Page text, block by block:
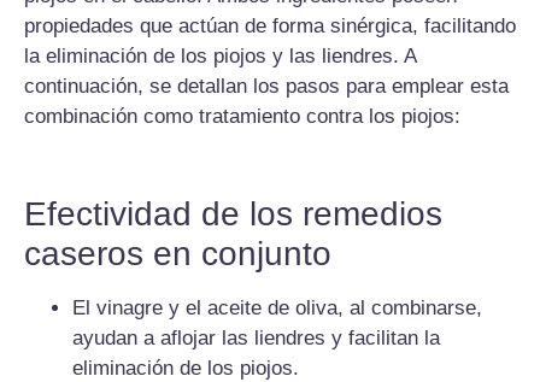
propiedades que actúan de forma sinérgica, facilitando
la eliminación de los piojos y las liendres. A
continuación, se detallan los pasos para emplear esta
combinación como tratamiento contra los piojos:
Efectividad de los remedios
caseros en conjunto
El vinagre y el aceite de oliva, al combinarse,
ayudan a aflojar las liendres y facilitan la
eliminación de los piojos.